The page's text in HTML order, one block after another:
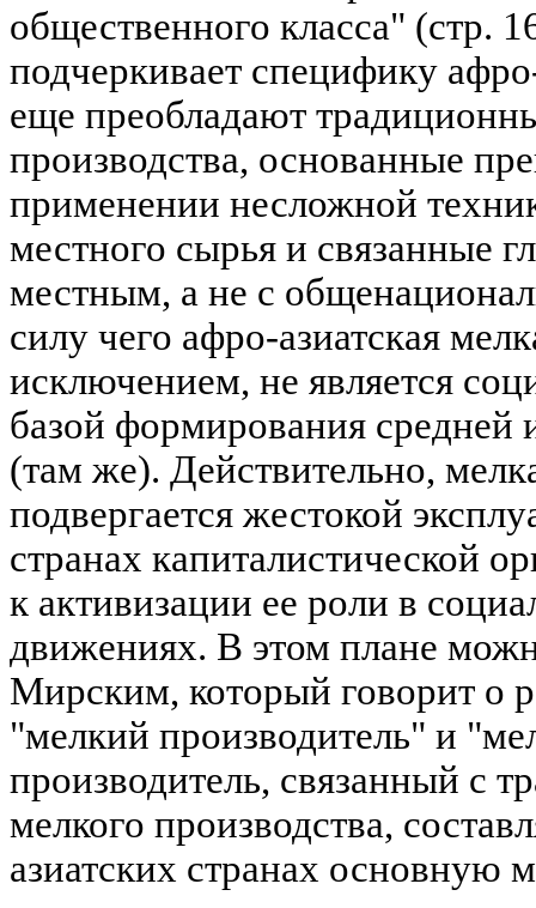
общественного класса" (стр.
подчеркивает специфику
еще преобладают
производства, основанные
применении несложной
местного сырья и связанные
местным, а не с
силу чего афро-азиатская
исключением, не является
базой формирования
(там же). Действительно,
подвергается жестокой
странах капиталистической
к активизации ее роли в
движениях. В этом плане
Мирским, который говорит о
"мелкий производитель" и
производитель, связанный с
мелкого производства,
азиатских странах основную